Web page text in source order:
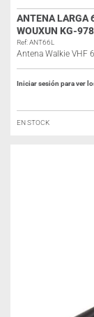
ANTENA LARGA
WOUXUN KG-
Ref: ANT66L
Antena Walkie VHF
Iniciar sesión para ver
EN STOCK